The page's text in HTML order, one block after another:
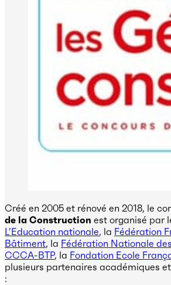
Créé en 2005 et rénové en 2018, le
de la Construction est organisé par
L’Education nationale, la Fédération
Bâtiment, la Fédération Nationale
CCCA-BTP, la Fondation Ecole
plusieurs partenaires académiques
: